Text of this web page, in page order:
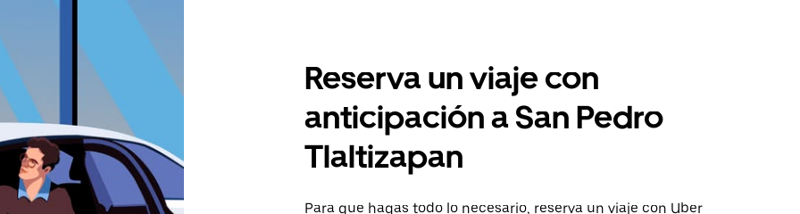
Reserva un viaje con
anticipación a San Pedro
Tlaltizapan
Para que hagas todo lo necesario, reserva un viaje con Uber